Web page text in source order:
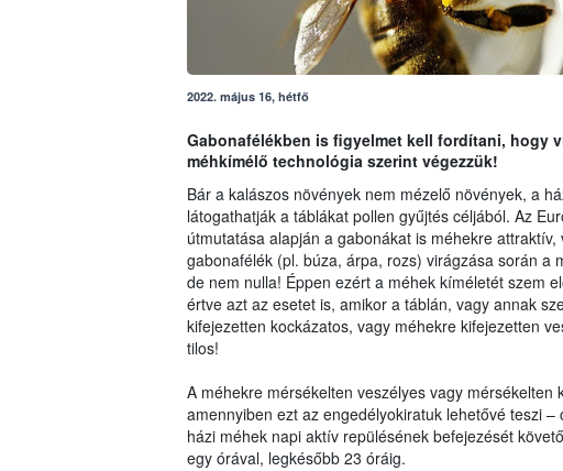
2022. május 16, hétfő
Gabonafélékben is figyelmet kell fordítani, hogy
méhkímélő technológia szerint végezzük!
Bár a kalászos növények nem mézelő növények, a
látogathatják a táblákat pollen gyűjtés céljából. Az
útmutatása alapján a gabonákat is méhekre
gabonafélék (pl. búza, árpa, rozs) virágzása során a
de nem nulla! Éppen ezért a méhek kíméletét szem
értve azt az esetet is, amikor a táblán, vagy annak
kifejezetten kockázatos, vagy méhekre kifejezetten
tilos!
A méhekre mérsékelten veszélyes vagy
amennyiben ezt az engedélyokiratuk lehetővé teszi
házi méhek napi aktív repülésének befejezését
egy órával, legkésőbb 23 óráig.